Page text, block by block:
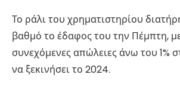
Το ράλι του χρηματιστηρίου
βαθμό το έδαφος του την Πέμπτη,
συνεχόμενες απώλειες άνω του 1%
να ξεκινήσει το 2024.